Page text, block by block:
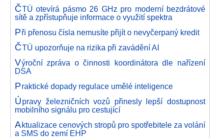
ČTÚ otevírá pásmo 26 GHz pro moderní bezdrátové
sítě a zpřístupňuje informace o využití spektra
Při přenosu čísla nemusíte přijít o nevyčerpaný kredit
ČTÚ upozorňuje na rizika při zavádění AI
Výroční zpráva o činnosti koordinátora dle nařízení
DSA
Praktické dopady regulace umělé inteligence
Úpravy železničních vozů přinesly lepší dostupnost
mobilního signálu pro cestující
Aktualizace cenových stropů pro spotřebitele za volání
a SMS do zemí EHP